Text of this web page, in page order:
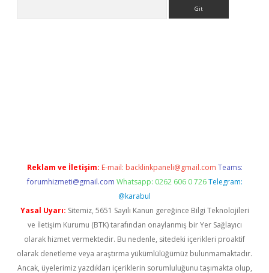
Reklam ve İletişim: E-mail: backlinkpaneli@gmail.com Teams:
forumhizmeti@gmail.com Whatsapp: 0262 606 0 726 Telegram:
@karabul
Yasal Uyarı: Sitemiz, 5651 Sayılı Kanun gereğince Bilgi Teknolojileri
ve İletişim Kurumu (BTK) tarafından onaylanmış bir Yer Sağlayıcı
olarak hizmet vermektedir. Bu nedenle, sitedeki içerikleri proaktif
olarak denetleme veya araştırma yükümlülüğümüz bulunmamaktadır.
Ancak, üyelerimiz yazdıkları içeriklerin sorumluluğunu taşımakta olup,